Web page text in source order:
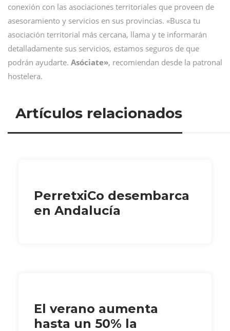
conexión con las asociaciones territoriales que proveen de
asesoramiento y servicios en sus provincias. «Busca tu
asociación territorial más cercana, llama y te informarán
detalladamente sus servicios, estamos seguros de que
podrán ayudarte. Asóciate», recomiendan desde la patronal
hostelera.
Artículos relacionados
PerretxiCo desembarca
en Andalucía
El verano aumenta
hasta un 50% la